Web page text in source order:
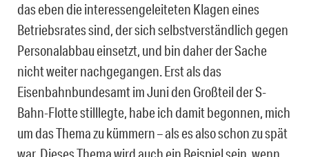
das eben die interessengeleiteten Klagen eines
Betriebsrates sind, der sich selbstverständlich gegen
Personalabbau einsetzt, und bin daher der Sache
nicht weiter nachgegangen. Erst als das
Eisenbahnbundesamt im Juni den Großteil der S-
Bahn-Flotte stilllegte, habe ich damit begonnen, mich
um das Thema zu kümmern – als es also schon zu spät